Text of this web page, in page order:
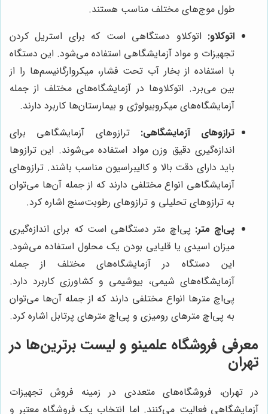
طول موج‌های مختلف مناسب هستند.
اتوکلاو: اتوکلاو دستگاهی است که برای استریل کردن
تجهیزات و مواد آزمایشگاهی استفاده می‌شود. این دستگاه
با استفاده از بخار آب تحت فشار، میکروارگانیسم‌ها را از
بین می‌برد. اتوکلاوها در آزمایشگاه‌های مختلف از جمله
آزمایشگاه‌های میکروبیولوژی و بیمارستان‌ها کاربرد دارند.
ترازوهای آزمایشگاهی: ترازوهای آزمایشگاهی برای
اندازه‌گیری دقیق وزن مواد استفاده می‌شوند. این ترازوها
باید دارای دقت بالا و کالیبراسیون مناسب باشند. ترازوهای
آزمایشگاهی انواع مختلفی دارند که از جمله آن‌ها می‌توان
به ترازوهای تحلیلی و ترازوهای رطوبت‌سنج اشاره کرد.
پی‌اچ متر: پی‌اچ متر دستگاهی است که برای اندازه‌گیری
میزان اسیدی یا قلیایی بودن یک محلول استفاده می‌شود.
این دستگاه در آزمایشگاه‌های مختلف از جمله
آزمایشگاه‌های شیمی، بیوشیمی و کشاورزی کاربرد دارد.
پی‌اچ مترها انواع مختلفی دارند که از جمله آن‌ها می‌توان
به پی‌اچ مترهای رومیزی و پی‌اچ مترهای پرتابل اشاره کرد.
معرفی فروشگاه علمینو و لیست برترین‌ها در
تهران
در تهران، فروشگاه‌های متعددی در زمینه فروش تجهیزات
آزمایشگاهی فعالیت می‌کنند. اما انتخاب یک فروشگاه معتبر و